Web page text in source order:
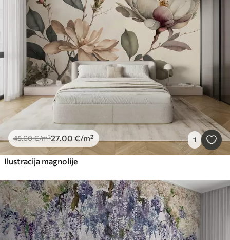
45.00€/m²27.00 €/m² 1
Ilustracija magnolije